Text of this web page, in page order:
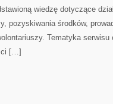
wiedzę dotyczące
pozyskiwania środków,
Tematyka
[…]